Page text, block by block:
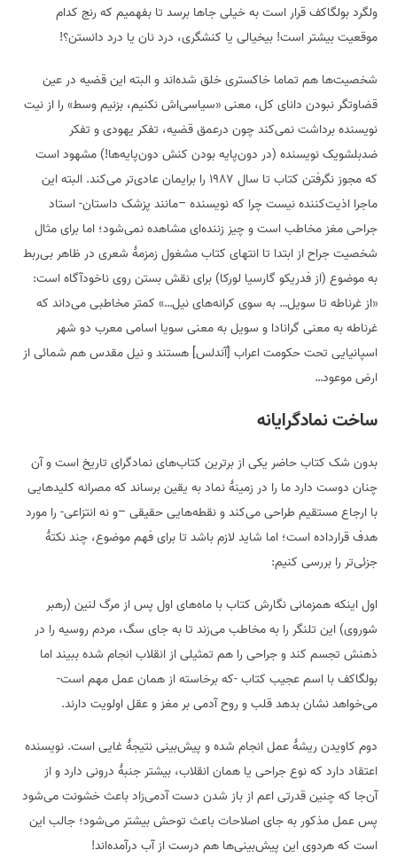
ولگرد بولگاکف قرار است به خیلی جاها برسد تا بفهمیم که رنج کدام
موقعیت بیشتر است! بیخیالی یا کنشگری، درد نان یا درد دانستن؟!
شخصیت‌ها هم تماما خاکستری خلق شده‌اند و البته این قضیه در عین
قضاوتگر نبودن دانای کل، معنی «سیاسی‌اش نکنیم، بزنیم وسط» را از نیت
نویسنده برداشت نمی‌کند چون درعمق قضیه، تفکر یهودی و تفکر
ضدبلشویک نویسنده (در دون‌پایه بودن کنش دون‌پایه‌ها!) مشهود است
که مجوز نگرفتن کتاب تا سال ۱۹۸۷ را برایمان عادی‌تر می‌کند. البته این
ماجرا اذیت‌کننده نیست چرا که نویسنده –مانند پزشک داستان- استاد
جراحی مغز مخاطب است و چیز زننده‌ای مشاهده نمی‌شود؛ اما برای مثال
شخصیت جراح از ابتدا تا انتهای کتاب مشغول زمزمهٔ شعری در ظاهر بی‌ربط
به موضوع (از فدریکو گارسیا لورکا) برای نقش بستن روی ناخودآگاه است:
«از غرناطه تا سویل… به سوی کرانه‌های نیل…» کمتر مخاطبی می‌داند که
غرناطه به معنی گرانادا و سویل به معنی سویا اسامی معرب دو شهر
اسپانیایی تحت حکومت اعراب [آندلس] هستند و نیل مقدس هم شمائی از
ارض موعود…
ساخت نمادگرایانه
بدون شک کتاب حاضر یکی از برترین کتاب‌های نمادگرای تاریخ است و آن
چنان دوست دارد ما را در زمینهٔ نماد به یقین برساند که مصرانه کلیدهایی
با ارجاع مستقیم طراحی می‌کند و نقطه‌هایی حقیقی –و نه انتزاعی- را مورد
هدف قرارداده است؛ اما شاید لازم باشد تا برای فهم موضوع، چند نکتهٔ
جزئی‌تر را بررسی کنیم:
اول اینکه همزمانی نگارش کتاب با ماه‌های اول پس از مرگ لنین (رهبر
شوروی) این تلنگر را به مخاطب می‌زند تا به جای سگ، مردم روسیه را در
ذهنش تجسم کند و جراحی را هم تمثیلی از انقلاب انجام شده ببیند اما
بولگاکف با اسم عجیب کتاب -که برخاسته از همان عمل مهم است-
می‌خواهد نشان بدهد قلب و روح آدمی بر مغز و عقل اولویت دارند.
دوم کاویدن ریشهٔ عمل انجام شده و پیش‌بینی نتیجهٔ غایی است. نویسنده
اعتقاد دارد که نوع جراحی یا همان انقلاب، بیشتر جنبهٔ درونی دارد و از
آن‌جا که چنین قدرتی اعم از باز شدن دست آدمی‌زاد باعث خشونت می‌شود
پس عمل مذکور به جای اصلاحات باعث توحش بیشتر می‌شود؛ جالب این
است که هردوی این پیش‌بینی‌ها هم درست از آب درآمده‌اند!